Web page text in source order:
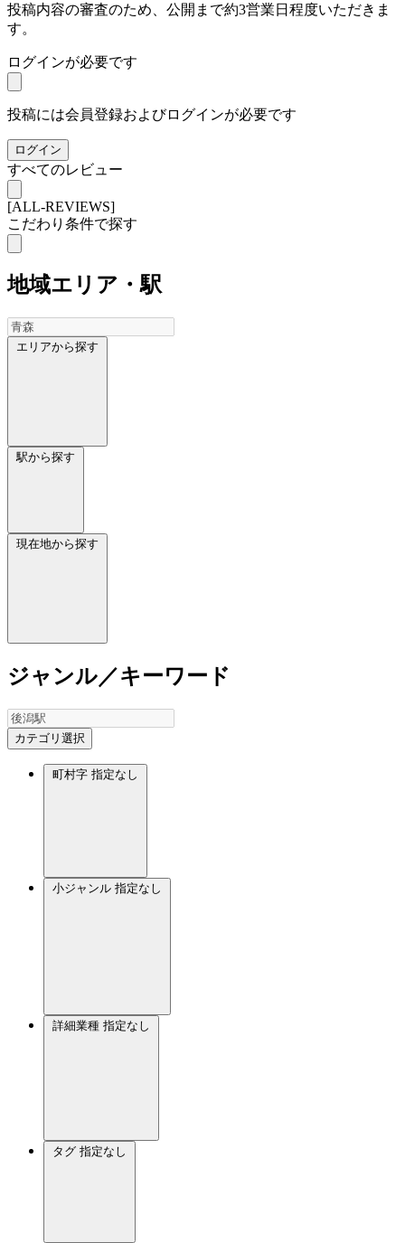
投稿内容の審査のため、公開まで約3営業日程度いただきま
す。
ログインが必要です
投稿には会員登録およびログインが必要です
ログイン
すべてのレビュー
[ALL-REVIEWS]
こだわり条件で探す
地域エリア・駅
エリアから探す
駅から探す
現在地から探す
ジャンル／キーワード
カテゴリ選択
町村字 指定なし
小ジャンル 指定なし
詳細業種 指定なし
タグ 指定なし